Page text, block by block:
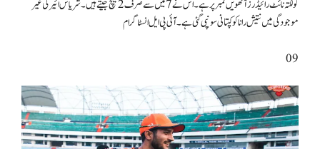
کولکتہ نائٹ رائیڈرز آٹھویں نمبر پر ہے۔ اس نے 7 میں سے صرف 2 میچ جیتے ہیں۔ شریاس ائیر کی غیر
موجودگی میں نتیش رانا کو کپتانی سونپی گئی ہے۔ آئی پی ایل انسٹاگرام
09